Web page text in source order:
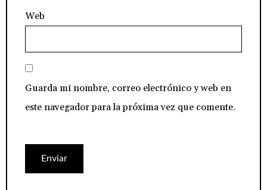
Web
Guarda mi nombre, correo electrónico y web en
este navegador para la próxima vez que comente.